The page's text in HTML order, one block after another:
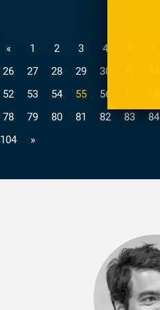
« 1 2 3 4
26
27 28 29 30
52
53 54 55(current)
56
78
79 80 81 82 83 84
104
»